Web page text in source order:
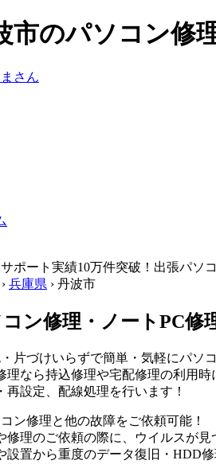
市のパソコン修
› 兵庫県 › 丹波市
ン修理・ノートPC修
片づけいらずで簡単・気軽にパソ
理なら持込修理や宅配修理の利用
再設定、配線処理を行います！
ン修理と他の故障をご依頼可能！
修理のご依頼の際に、ウイルスが
設置から重度のデータ復旧・HDD